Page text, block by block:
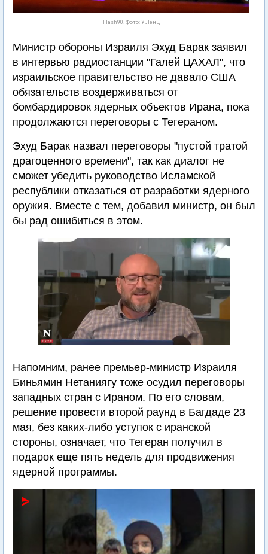
Flash90. Фото: У.Ленц
Министр обороны Израиля Эхуд Барак заявил
в интервью радиостанции "Галей ЦАХАЛ", что
израильское правительство не давало США
обязательств воздерживаться от
бомбардировок ядерных объектов Ирана, пока
продолжаются переговоры с Тегераном.
Эхуд Барак назвал переговоры "пустой тратой
драгоценного времени", так как диалог не
сможет убедить руководство Исламской
республики отказаться от разработки ядерного
оружия. Вместе с тем, добавил министр, он был
бы рад ошибиться в этом.
Напомним, ранее премьер-министр Израиля
Биньямин Нетаниягу тоже осудил переговоры
западных стран с Ираном. По его словам,
решение провести второй раунд в Багдаде 23
мая, без каких-либо уступок с иранской
стороны, означает, что Тегеран получил в
подарок еще пять недель для продвижения
ядерной программы.